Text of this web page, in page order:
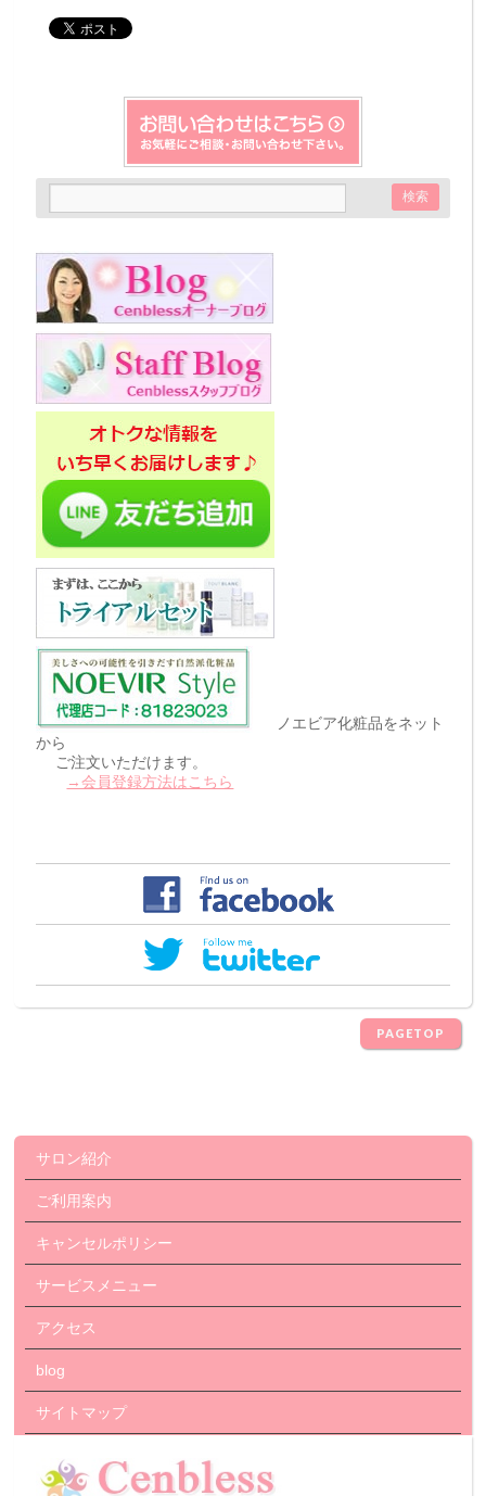
ノエビア化粧品をネット
から
ご注文いただけます。
→会員登録方法はこちら
PAGETOP
サロン紹介
ご利用案内
キャンセルポリシー
サービスメニュー
アクセス
blog
サイトマップ